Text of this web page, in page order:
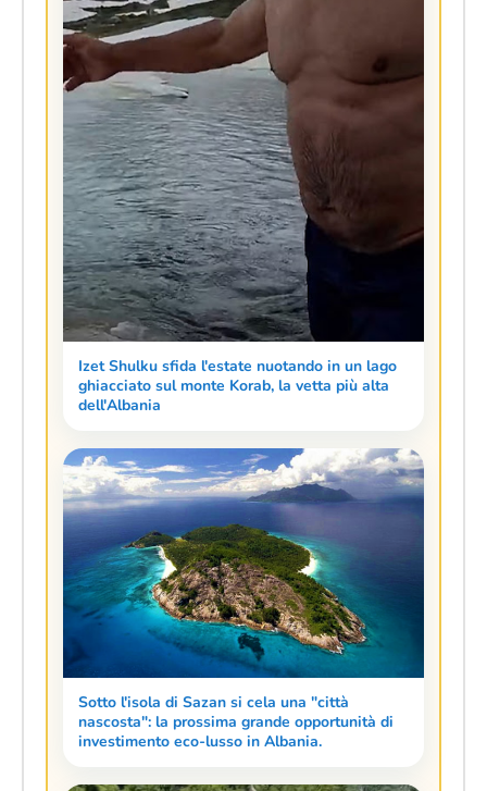
Izet Shulku sfida l'estate nuotando in un lago
ghiacciato sul monte Korab, la vetta più alta
dell'Albania
Sotto l'isola di Sazan si cela una "città
nascosta": la prossima grande opportunità di
investimento eco-lusso in Albania.